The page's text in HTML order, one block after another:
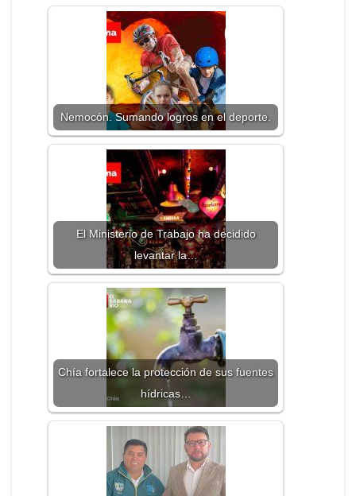
Nemocón. Sumando logros en el deporte.
El Ministerio de Trabajo ha decidido
levantar la…
Chía fortalece la protección de sus fuentes
hídricas…